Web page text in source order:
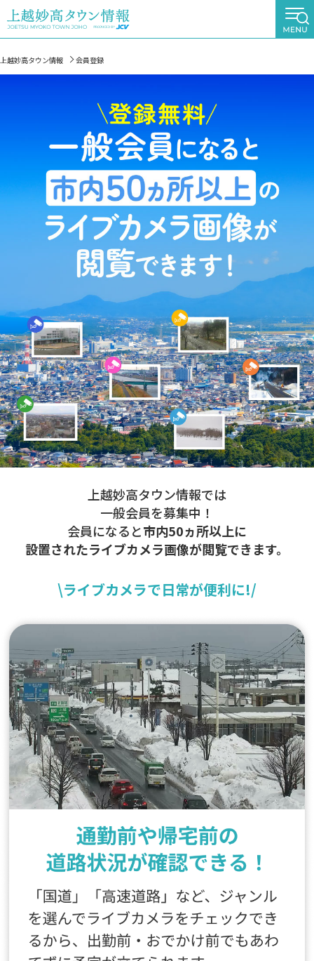
上越妙高タウン情報 会員登録
上越妙高タウン情報では
一般会員を募集中！
会員になると市内50ヵ所以上に
設置されたライブカメラ画像が閲覧できます。
\ライブカメラで日常が便利に!/